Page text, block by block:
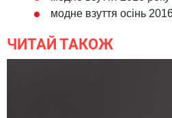
Модне взуття 2016: з чим Кейт